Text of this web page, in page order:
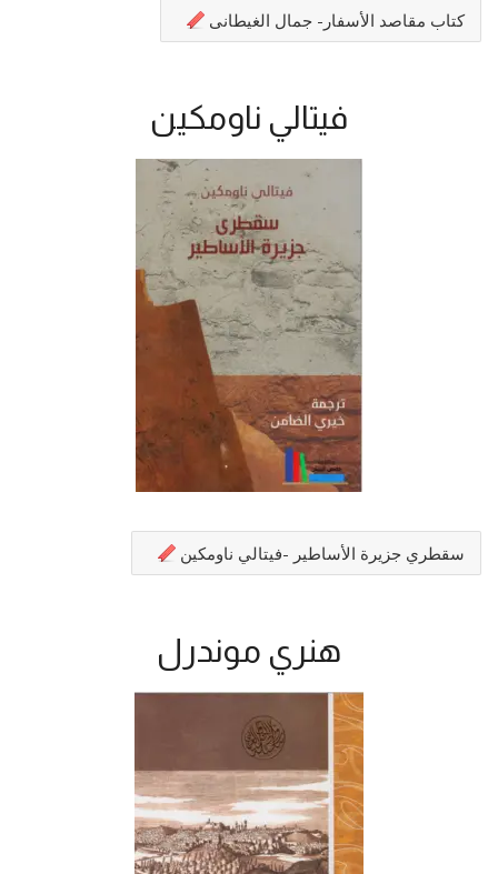
كتاب مقاصد الأسفار- جمال الغيطانى
فيتالي ناومكين
سقطري جزيرة الأساطير -فيتالي ناومكين
هنري موندرل